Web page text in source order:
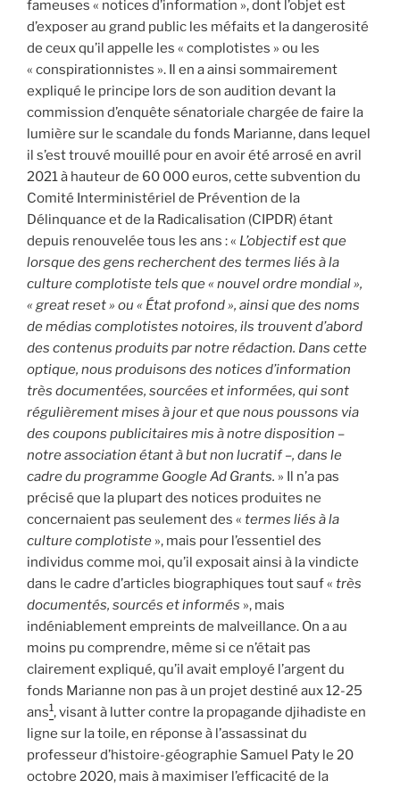
fameuses « notices d’information », dont l’objet est
d’exposer au grand public les méfaits et la dangerosité
de ceux qu’il appelle les « complotistes » ou les
« conspirationnistes ». Il en a ainsi sommairement
expliqué le principe lors de son audition devant la
commission d’enquête sénatoriale chargée de faire la
lumière sur le scandale du fonds Marianne, dans lequel
il s’est trouvé mouillé pour en avoir été arrosé en avril
2021 à hauteur de 60 000 euros, cette subvention du
Comité Interministériel de Prévention de la
Délinquance et de la Radicalisation (CIPDR) étant
depuis renouvelée tous les ans : « L’objectif est que
lorsque des gens recherchent des termes liés à la
culture complotiste tels que « nouvel ordre mondial »,
« great reset » ou « État profond », ainsi que des noms
de médias complotistes notoires, ils trouvent d’abord
des contenus produits par notre rédaction. Dans cette
optique, nous produisons des notices d’information
très documentées, sourcées et informées, qui sont
régulièrement mises à jour et que nous poussons via
des coupons publicitaires mis à notre disposition –
notre association étant à but non lucratif –, dans le
cadre du programme Google Ad Grants. » Il n’a pas
précisé que la plupart des notices produites ne
concernaient pas seulement des « termes liés à la
culture complotiste », mais pour l’essentiel des
individus comme moi, qu’il exposait ainsi à la vindicte
dans le cadre d’articles biographiques tout sauf « très
documentés, sourcés et informés », mais
indéniablement empreints de malveillance. On a au
moins pu comprendre, même si ce n’était pas
clairement expliqué, qu’il avait employé l’argent du
fonds Marianne non pas à un projet destiné aux 12-25
ans1, visant à lutter contre la propagande djihadiste en
ligne sur la toile, en réponse à l’assassinat du
professeur d’histoire-géographie Samuel Paty le 20
octobre 2020, mais à maximiser l’efficacité de la